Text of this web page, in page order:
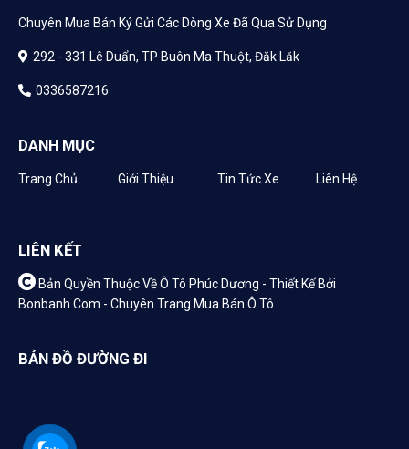
Chuyên Mua Bán Ký Gửi Các Dòng Xe Đã Qua Sử Dụng
292 - 331 Lê Duẩn, TP Buôn Ma Thuột, Đăk Lăk
0336587216
DANH MỤC
Trang Chủ Giới Thiệu Tin Tức Xe Liên Hệ
LIÊN KẾT
Bản Quyền Thuộc Về Ô Tô Phúc Dương - Thiết Kế Bởi
Bonbanh.com - Chuyên Trang Mua Bán Ô Tô
BẢN ĐỒ ĐƯỜNG ĐI